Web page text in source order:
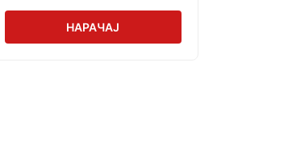
НАРАЧАЈ